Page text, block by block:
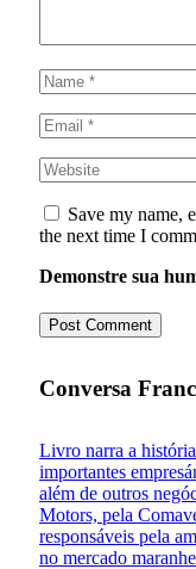
Save my name,
the next time I
Demonstre sua
Conversa
Livro narra a
importantes
além de outros
Motors, pela
responsáveis pela
no mercado